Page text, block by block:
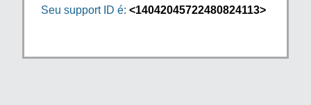
Seu support ID é: <14042045722480824113>